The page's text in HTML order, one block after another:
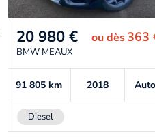
20 980 € oudès363
BMW MEAUX
91 805km 2018
Diesel